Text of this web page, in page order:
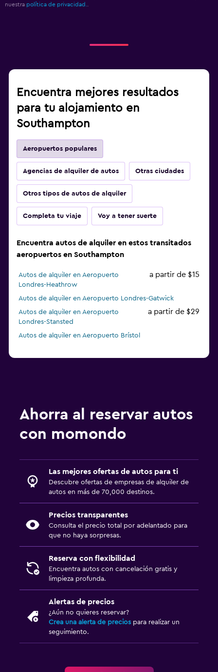
nuestra política de privacidad..
Encuentra mejores resultados
para tu alojamiento en
Southampton
Aeropuertos populares
Agencias de alquiler de autos Otras ciudades
Otros tipos de autos de alquiler
Completa tu viaje Voy a tener suerte
Encuentra autos de alquiler en estos transitados
aeropuertos en Southampton
Autos de alquiler en Aeropuerto
Londres-Heathrow
a partir de $15
Autos de alquiler en Aeropuerto Londres-Gatwick
Autos de alquiler en Aeropuerto
Londres-Stansted
a partir de $29
Autos de alquiler en Aeropuerto Brístol
Ahorra al reservar autos
con momondo
Las mejores ofertas de autos para ti
Descubre ofertas de empresas de alquiler de
autos en más de 70,000 destinos.
Precios transparentes
Consulta el precio total por adelantado para
que no haya sorpresas.
Reserva con flexibilidad
Encuentra autos con cancelación gratis y
limpieza profunda.
Alertas de precios
¿Aún no quieres reservar?
Crea una alerta de precios para realizar un
seguimiento.